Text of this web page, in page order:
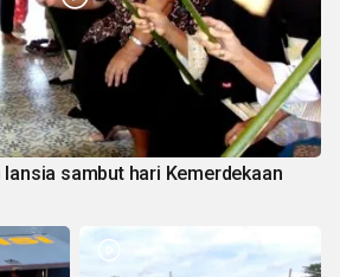
sambut hari Kemerdekaan